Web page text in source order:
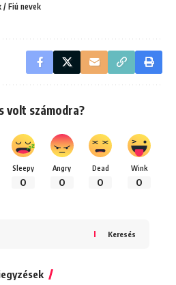
/ Fiú nevek
volt számodra?
Sleepy
0
Angry
0
Dead
0
Wink
0
Keresés